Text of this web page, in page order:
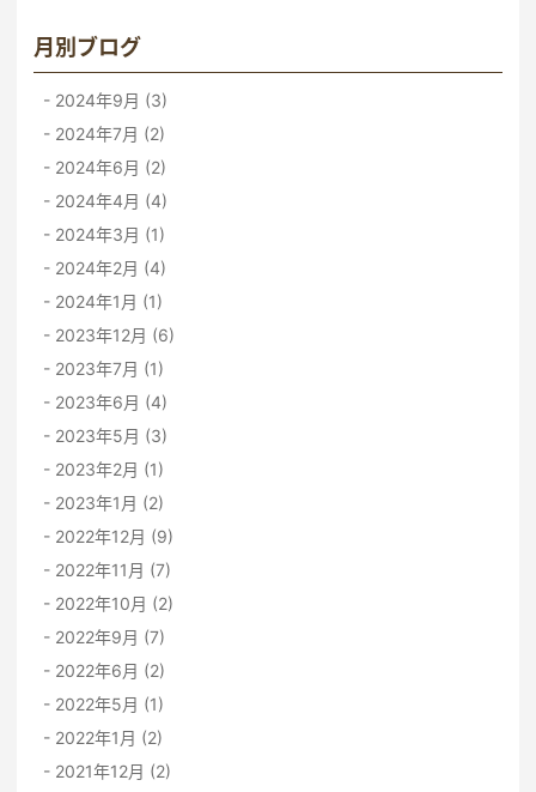
月別ブログ
2024年9月 (3)
2024年7月 (2)
2024年6月 (2)
2024年4月 (4)
2024年3月 (1)
2024年2月 (4)
2024年1月 (1)
2023年12月 (6)
2023年7月 (1)
2023年6月 (4)
2023年5月 (3)
2023年2月 (1)
2023年1月 (2)
2022年12月 (9)
2022年11月 (7)
2022年10月 (2)
2022年9月 (7)
2022年6月 (2)
2022年5月 (1)
2022年1月 (2)
2021年12月 (2)